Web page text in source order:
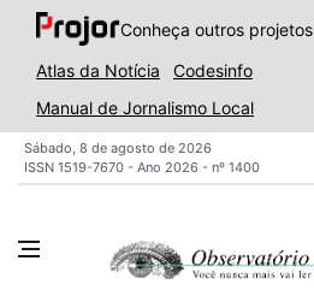
Conheça outros projetos
Atlas da Notícia
Codesinfo
Manual de Jornalismo Local
Sábado, 8 de agosto de 2026
ISSN 1519-7670 - Ano 2026 - nº 1400